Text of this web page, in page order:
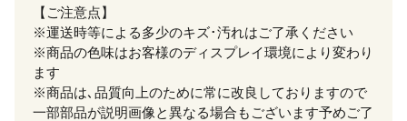
【ご注意点】
※運送時等による多少のキズ･汚れはご了承ください
※商品の色味はお客様のディスプレイ環境により変わり
ます
※商品は､品質向上のために常に改良しておりますので
一部部品が説明画像と異なる場合もございます予めご了